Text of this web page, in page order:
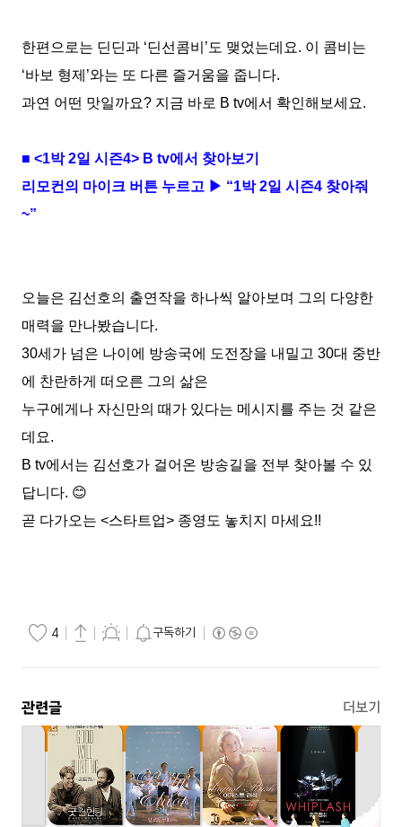
한편으로는 딘딘과 ‘딘선콤비 ’도 맺었는데요. 이 콤비는
‘바보 형제 ’와는 또 다른 즐거움을 줍니다.
과연 어떤 맛일까요? 지금 바로 B tv에서 확인해보세요.
■ <1박2일 시즌4> B tv에서 찾아보기
리모컨의 마이크 버튼 누르고 ▶ “1박2일 시즌4 찾아줘
~”
오늘은 김선호의 출연작을 하나씩 알아보며 그의 다양한
매력을 만나봤습니다.
30세가 넘은 나이에 방송국에 도전장을 내밀고 30대 중반
에 찬란하게 떠오른 그의 삶은
누구에게나 자신만의 때가 있다는 메시지를 주는 것 같은
데요.
B tv에서는 김선호가 걸어온 방송길을 전부 찾아볼 수 있
답니다. 😊
곧 다가오는 <스타트업> 종영도 놓치지 마세요!!
4 구독하기
관련글 더보기